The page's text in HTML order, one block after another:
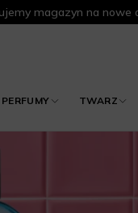
magazyn na nowe
PERFUMY TWARZ